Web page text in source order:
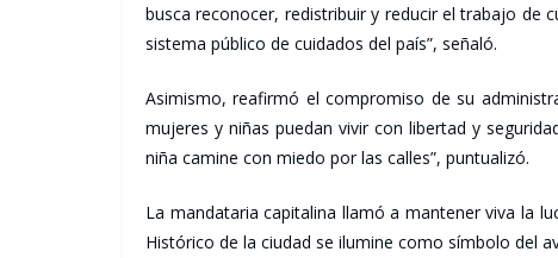
busca reconocer, redistribuir y reducir el trabajo de
sistema público de cuidados del país”, señaló.
Asimismo, reafirmó el compromiso de su
mujeres y niñas puedan vivir con libertad y
niña camine con miedo por las calles”, puntualizó.
La mandataria capitalina llamó a mantener viva la
Histórico de la ciudad se ilumine como símbolo del